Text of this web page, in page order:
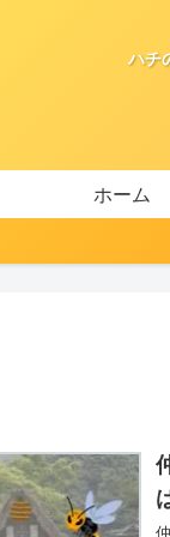
ハチ
ホーム